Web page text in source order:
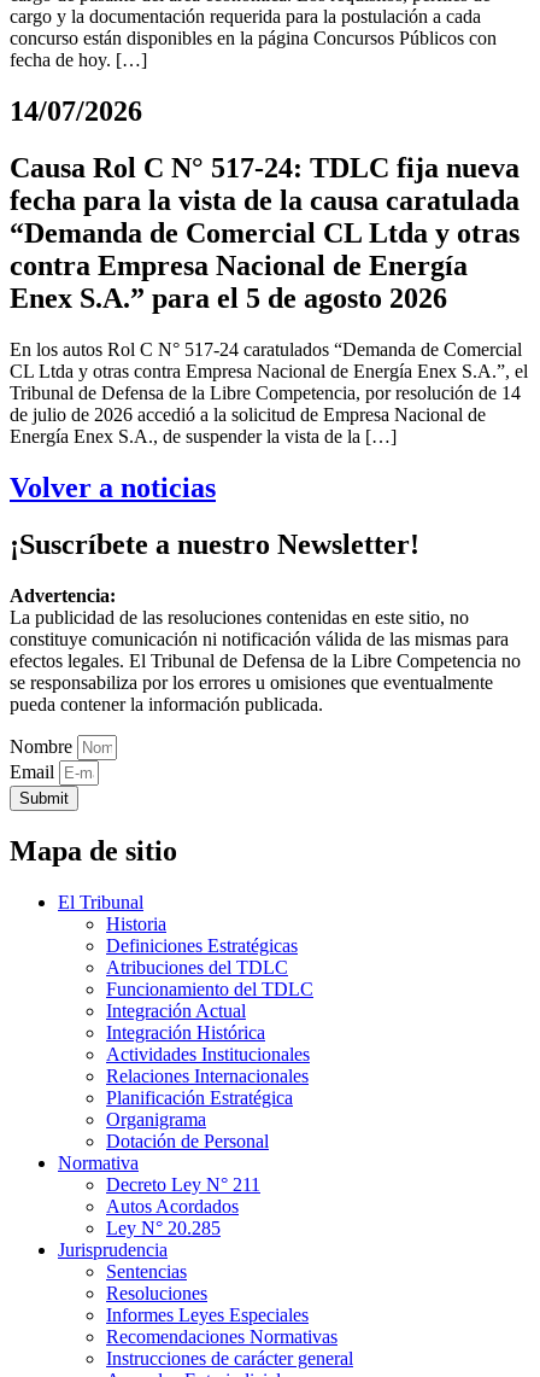
cargo y la documentación requerida para la postulación a cada
concurso están disponibles en la página Concursos Públicos con
fecha de hoy. […]
14/07/2026
Causa Rol C N° 517-24: TDLC fija nueva
fecha para la vista de la causa caratulada
“Demanda de Comercial CL Ltda y otras
contra Empresa Nacional de Energía
Enex S.A.” para el 5 de agosto 2026
En los autos Rol C N° 517-24 caratulados “Demanda de Comercial
CL Ltda y otras contra Empresa Nacional de Energía Enex S.A.”, el
Tribunal de Defensa de la Libre Competencia, por resolución de 14
de julio de 2026 accedió a la solicitud de Empresa Nacional de
Energía Enex S.A., de suspender la vista de la […]
Volver a noticias
¡Suscríbete a nuestro Newsletter!
Advertencia:
La publicidad de las resoluciones contenidas en este sitio, no
constituye comunicación ni notificación válida de las mismas para
efectos legales. El Tribunal de Defensa de la Libre Competencia no
se responsabiliza por los errores u omisiones que eventualmente
pueda contener la información publicada.
Nombre
Email
Submit
Mapa de sitio
El Tribunal
Historia
Definiciones Estratégicas
Atribuciones del TDLC
Funcionamiento del TDLC
Integración Actual
Integración Histórica
Actividades Institucionales
Relaciones Internacionales
Planificación Estratégica
Organigrama
Dotación de Personal
Normativa
Decreto Ley N° 211
Autos Acordados
Ley N° 20.285
Jurisprudencia
Sentencias
Resoluciones
Informes Leyes Especiales
Recomendaciones Normativas
Instrucciones de carácter general